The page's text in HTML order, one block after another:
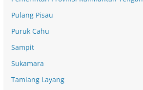
Pulang Pisau
Puruk Cahu
Sampit
Sukamara
Tamiang Layang